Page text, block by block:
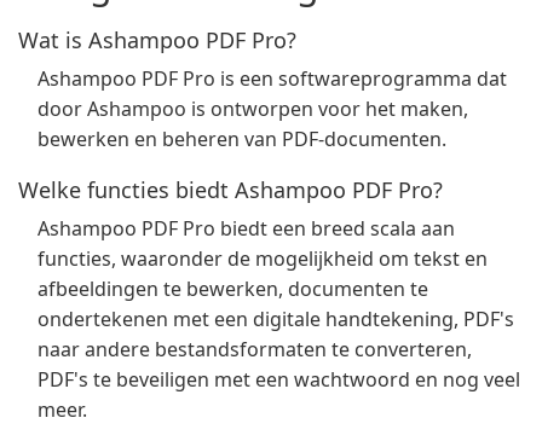
Wat is Ashampoo PDF Pro?
Ashampoo PDF Pro is een softwareprogramma dat
door Ashampoo is ontworpen voor het maken,
bewerken en beheren van PDF-documenten.
Welke functies biedt Ashampoo PDF Pro?
Ashampoo PDF Pro biedt een breed scala aan
functies, waaronder de mogelijkheid om tekst en
afbeeldingen te bewerken, documenten te
ondertekenen met een digitale handtekening, PDF's
naar andere bestandsformaten te converteren,
PDF's te beveiligen met een wachtwoord en nog veel
meer.